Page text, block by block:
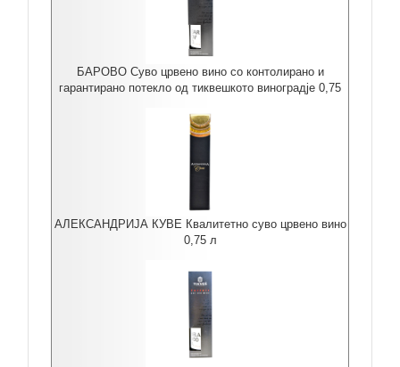
БАРОВО Суво црвено вино со контолирано и
гарантирано потекло од тиквешкото виноградје 0,75
АЛЕКСАНДРИЈА КУВЕ Квалитетно суво црвено вино
0,75 л